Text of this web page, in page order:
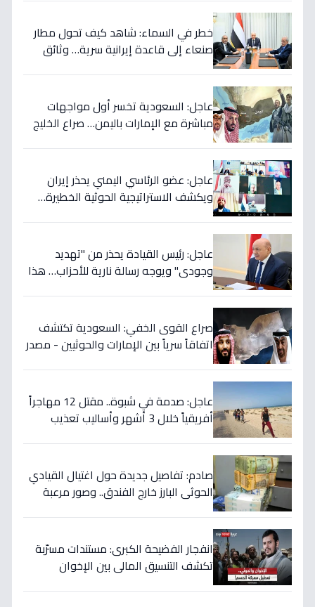
خطر في السماء: شاهد كيف تحول مطار
صنعاء إلى قاعدة إيرانية سرية… وثائق
عاجل: السعودية تخسر أول مواجهات
مباشرة مع الإمارات باليمن… صراع الخليج
عاجل: عضو الرئاسي اليمني يحذر إيران
ويكشف الاستراتيجية الحوثية الخطيرة…
عاجل: رئيس القيادة يحذر من "تهديد
وجودي" ويوجه رسالة نارية للأحزاب… هذا
صراع القوى الخفي: السعودية تكتشف
اتفاقاً سرياً بين الإمارات والحوثيين - مصدر
عاجل: صدمة في شبوة.. مقتل 12 مهاجراً
أفريقياً خلال 3 أشهر وأساليب تعذيب
صادم: تفاصيل جديدة حول اغتيال القيادي
الحوثي البارز خارج الفندق.. وصور مرعبة
انفجار الفضيحة الكبرى: مستندات مسرّبة
تكشف التنسيق المالي بين الإخوان